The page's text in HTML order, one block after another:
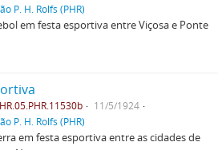
P. H. Rolfs (PHR)
em festa esportiva entre Viçosa e Ponte
11/5/1924
P. H. Rolfs (PHR)
em festa esportiva entre as cidades de